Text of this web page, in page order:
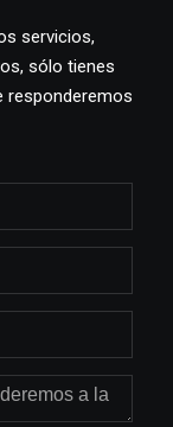
servicios,
sólo tienes
responderemos